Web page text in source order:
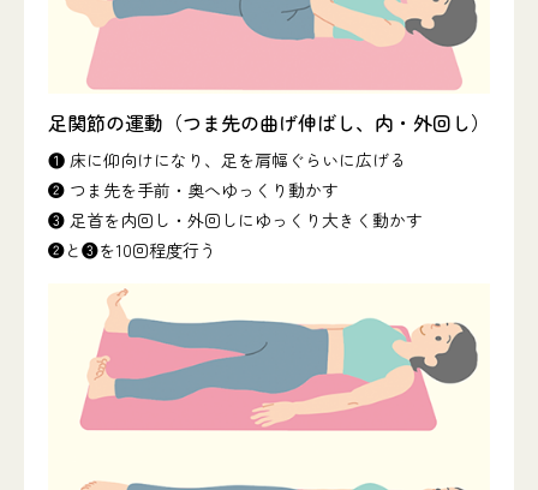
足関節の運動（つま先の曲げ伸ばし、内・外回し）
❶ 床に仰向けになり、足を肩幅ぐらいに広げる
❷ つま先を手前・奥へゆっくり動かす
❸ 足首を内回し・外回しにゆっくり大きく動かす
❷と❸を10回程度行う